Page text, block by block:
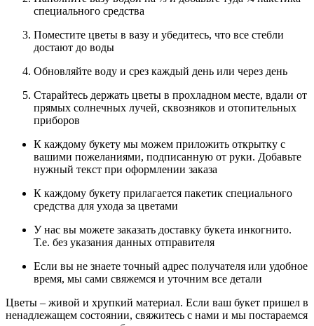
специального средства
Поместите цветы в вазу и убедитесь, что все стебли
достают до воды
Обновляйте воду и срез каждый день или через день
Старайтесь держать цветы в прохладном месте, вдали от
прямых солнечных лучей, сквозняков и отопительных
приборов
К каждому букету мы можем приложить открытку с
вашими пожеланиями, подписанную от руки. Добавьте
нужный текст при оформлении заказа
К каждому букету прилагается пакетик специального
средства для ухода за цветами
У нас вы можете заказать доставку букета инкогнито.
Т.е. без указания данных отправителя
Если вы не знаете точный адрес получателя или удобное
время, мы сами свяжемся и уточним все детали
Цветы – живой и хрупкий материал. Если ваш букет пришел в
ненадлежащем состоянии, свяжитесь с нами и мы постараемся